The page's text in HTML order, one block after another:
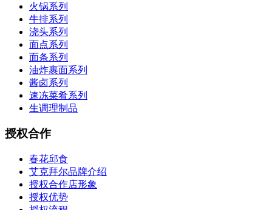
火锅系列
牛排系列
浇头系列
面点系列
面条系列
油炸裹面系列
酱卤系列
速冻菜肴系列
生调理制品
授权合作
春花邱食
艾克拜尔品牌介绍
授权合作店形象
授权优势